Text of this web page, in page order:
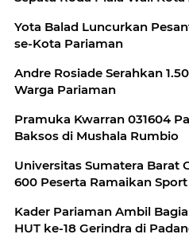
Yota Balad Luncurkan
se-Kota Pariaman
Andre Rosiade Serahkan
Warga Pariaman
Pramuka Kwarran 031604
Baksos di Mushala Rumbio
Universitas Sumatera Barat
600 Peserta Ramaikan
Kader Pariaman Ambil
HUT ke-18 Gerindra di